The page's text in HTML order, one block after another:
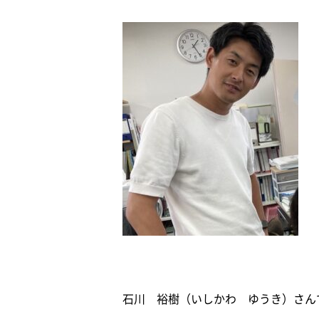
石川 裕樹（いしかわ ゆうき）さん